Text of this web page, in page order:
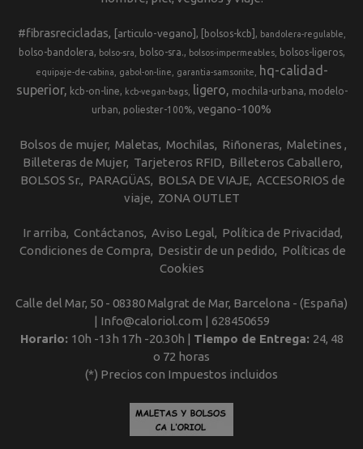
#fibrasrecicladas [articulo-vegano] [bolsos-kcb] bandolera-regulable
bolso-bandolera bolso-sra bolso-sra. bolsos-impermeables bolsos-ligeros
equipaje-de-cabina gabol-on-line garantia-samsonite
hq-calidad-
superior
kcb-on-line kcb-vegan-bags ligero mochila-urbana
modelo-
urban
poliester-100% vegano-100%
Bolsos de mujer Maletas Mochilas Riñoneras Maletines
Billeteras de Mujer Tarjeteros RFID
Billeteros Caballero
BOLSOS Sr.
PARAGÜAS BOLSA DE VIAJE ACCESORIOS de
viaje
ZONA OUTLET
Ir arriba Contáctanos Aviso Legal
Política de Privacidad
Condiciones de Compra
Desistir de un pedido
Políticas de
Cookies
Calle del Mar, 50 - 08380 Malgrat de Mar, Barcelona - (España)
| Info@caloriol.com | 628450659
Horario: 10h -13h 17h -20.30h | Tiempo de Entrega: 24, 48
o 72 horas
(*) Precios con Impuestos incluidos